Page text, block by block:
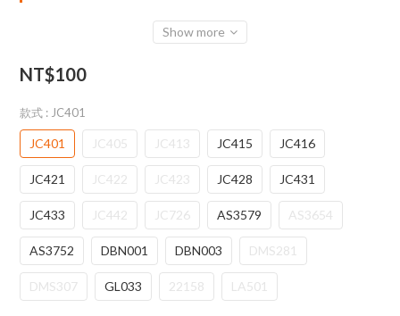
Show more
NT$100
款式 : JC401
JC401 JC405 JC413 JC415 JC416
JC421 JC422 JC423 JC428 JC431
JC433 JC442 JC726 AS3579 AS3654
AS3752 DBN001 DBN003 DMS281
DMS307 GL033 22158 LA501